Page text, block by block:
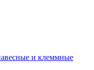
и клеммные